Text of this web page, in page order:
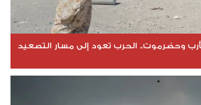
وحضرموت.. الحرب تعود إلى مسار التصعيد